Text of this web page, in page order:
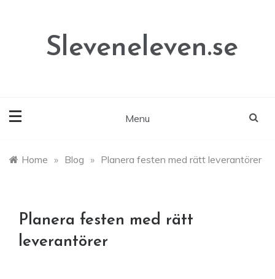
Sleveneleven.se
Menu
Home » Blog » Planera festen med rätt leverantörer
Planera festen med rätt
leverantörer